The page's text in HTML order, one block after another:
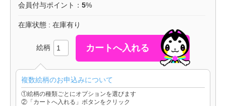
会員付与ポイント： 5%
在庫状態 : 在庫有り
絵柄
複数絵柄のお申込みについて
①絵柄の種類ごとにオプションを選びます
②「カートへ入れる」ボタンをクリック